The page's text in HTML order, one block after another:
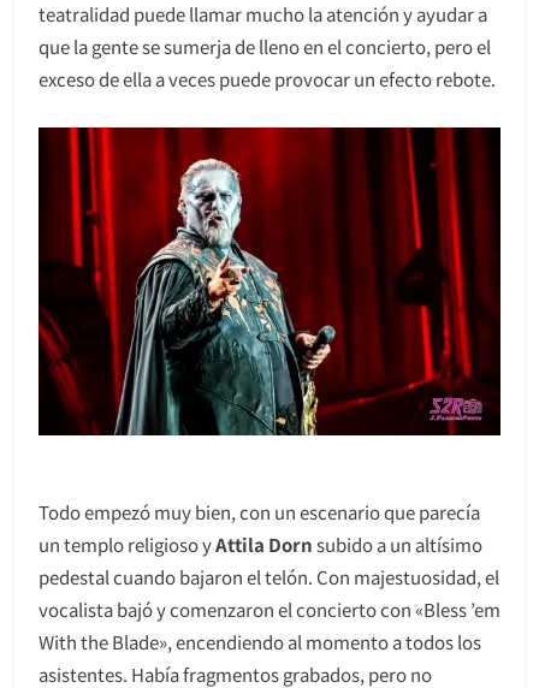
teatralidad puede llamar mucho la atención y ayudar a
que la gente se sumerja de lleno en el concierto, pero el
exceso de ella a veces puede provocar un efecto rebote.
Todo empezó muy bien, con un escenario que parecía
un templo religioso yAttila Dornsubido a un altísimo
pedestal cuando bajaron el telón. Con majestuosidad, el
vocalista bajó y comenzaron el concierto con «Bless ’em
With the Blade», encendiendo al momento a todos los
asistentes. Había fragmentos grabados, pero no